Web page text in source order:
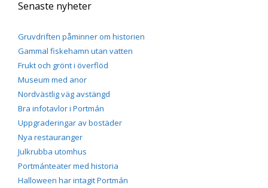
Senaste nyheter
Gruvdriften påminner om historien
Gammal fiskehamn utan vatten
Frukt och grönt i överflöd
Museum med anor
Nordvästlig väg avstängd
Bra infotavlor i Portmán
Uppgraderingar av bostäder
Nya restauranger
Julkrubba utomhus
Portmánteater med historia
Halloween har intagit Portmán